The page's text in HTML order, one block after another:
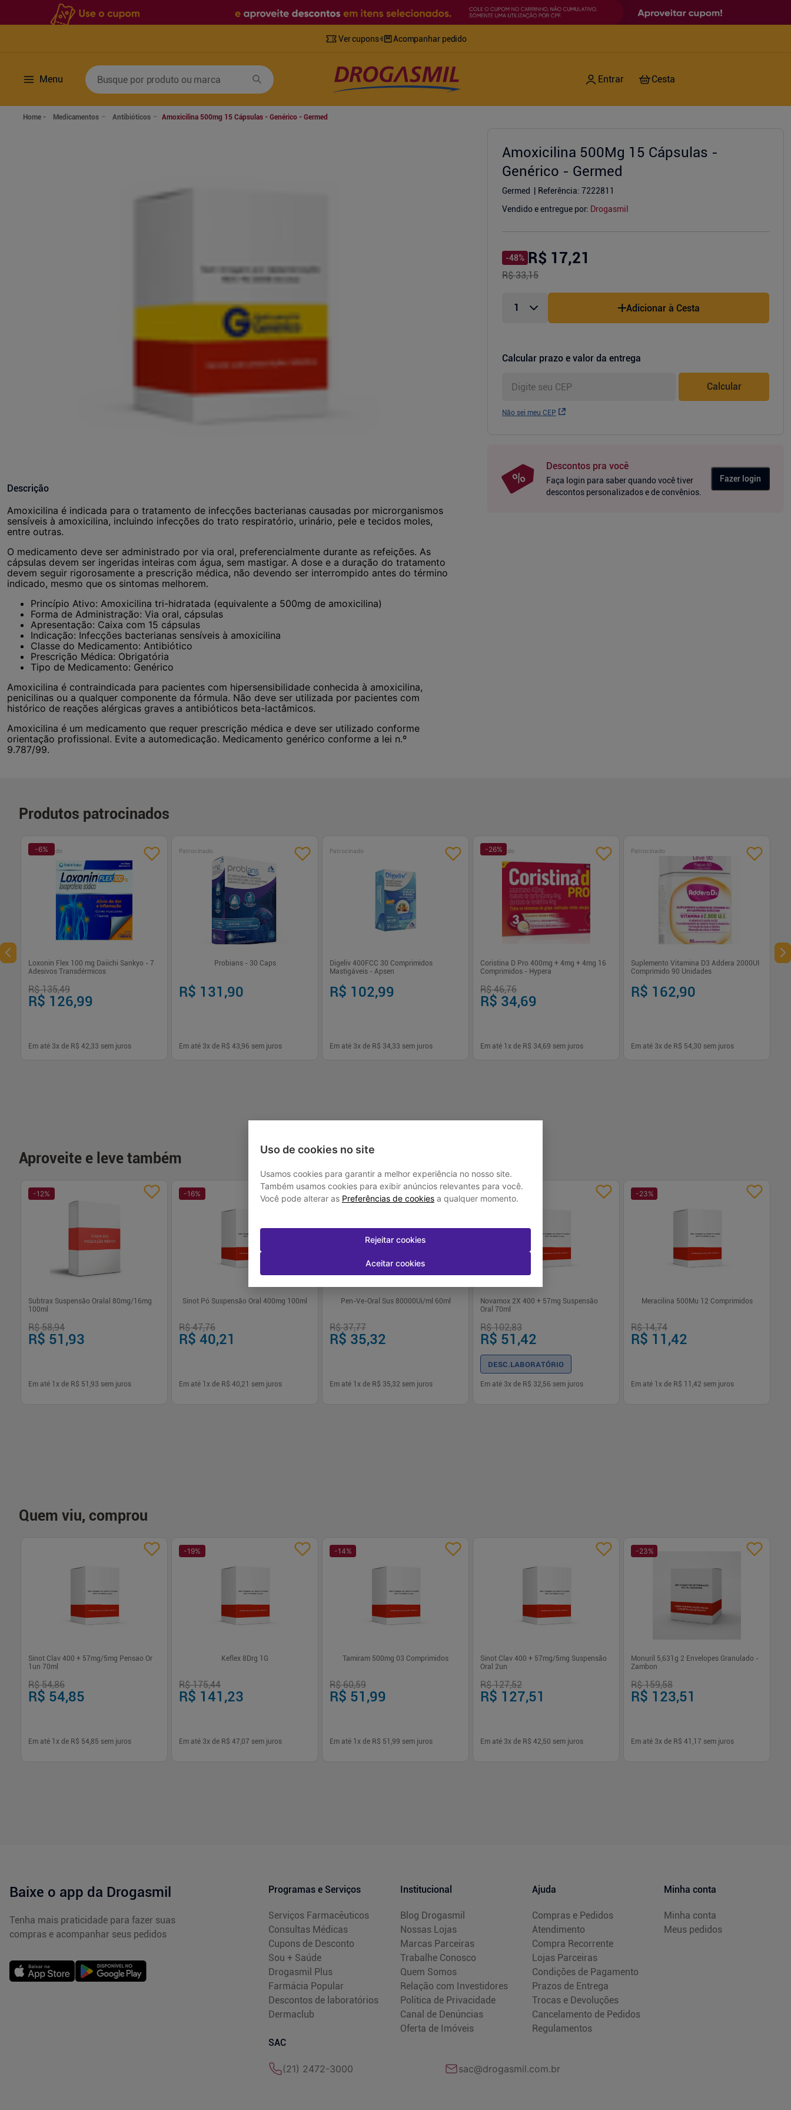
Ver cupons Acompanhar pedido
Menu
Busque por produto ou marca
Uso de cookies no site
Usamos cookies para garantir a melhor experiência no nosso site.
Também usamos cookies para exibir anúncios relevantes para você.
Você pode alterar as Preferências de cookies a qualquer momento.
Rejeitar cookies
Aceitar cookies
Medicamentos Antibióticos Amoxicilina 500mg 15 Cápsulas - Genérico - Germed
Descrição
Amoxicilina é indicada para o tratamento de infecções bacterianas causadas por microrganismos
sensíveis à amoxicilina, incluindo infecções do trato respiratório, urinário, pele e tecidos moles,
entre outras.
O medicamento deve ser administrado por via oral, preferencialmente durante as refeições. As
cápsulas devem ser ingeridas inteiras com água, sem mastigar. A dose e a duração do tratamento
devem seguir rigorosamente a prescrição médica, não devendo ser interrompido antes do término
indicado, mesmo que os sintomas melhorem.
Princípio Ativo: Amoxicilina tri-hidratada (equivalente a 500mg de amoxicilina)
Forma de Administração: Via oral, cápsulas
Apresentação: Caixa com 15 cápsulas
Indicação: Infecções bacterianas sensíveis à amoxicilina
Classe do Medicamento: Antibiótico
Prescrição Médica: Obrigatória
Tipo de Medicamento: Genérico
Amoxicilina é contraindicada para pacientes com hipersensibilidade conhecida à amoxicilina,
penicilinas ou a qualquer componente da fórmula. Não deve ser utilizada por pacientes com
histórico de reações alérgicas graves a antibióticos beta-lactâmicos.
Amoxicilina é um medicamento que requer prescrição médica e deve ser utilizado conforme
orientação profissional. Evite a automedicação. Medicamento genérico conforme a lei n.º
9.787/99.
Amoxicilina 500Mg 15 Cápsulas -
Genérico - Germed
Germed Referência: 7222811
Vendido e entregue por: Drogasmil
-48% R$ 17,21
R$ 33,15
Adicionar à Cesta
Calcular prazo e valor da entrega
Não sei meu CEP
Calcular
Descontos pra você
Faça login para saber quando você tiver
descontos personalizados e de convênios.
Fazer login
Produtos patrocinados
Patrocinado
-6%
Loxonin Flex 100 mg Daiichi Sankyo - 7
Adesivos Transdérmicos
R$ 135,49
R$ 126,99
Em até 3x de R$ 42,33 sem juros
Patrocinado
Probians - 30 Caps
R$ 131,90
Em até 3x de R$ 43,96 sem juros
Patrocinado
Digeliv 400FCC 30 Comprimidos
Mastigáveis - Apsen
R$ 102,99
Em até 3x de R$ 34,33 sem juros
Patrocinado
-26%
Coristina D Pro 400mg + 4mg + 4mg 16
Comprimidos - Hypera
R$ 46,76
R$ 34,69
Em até 1 x de R$ 34,69 sem juros
Patrocinado
Suplemento Vitamina D3 Addera 2000UI
Comprimido 90 Unidades
R$ 162,90
Em até 3x de R$ 54,30 sem juros
Aproveite e leve também
-12%
Subtrax Suspensão Oralal 80mg/16mg
100ml
R$ 58,94
R$ 51,93
Em até 1 x de R$ 51,93 sem juros
-16%
Sinot Pó Suspensão Oral 400mg 100ml
R$ 47,76
R$ 40,21
Em até 1 x de R$ 40,21 sem juros
6%
Pen-Ve-Oral Sus 80000Ui/ml 60ml
R$ 37,77
R$ 35,32
Em até 1 x de R$ 35,32 sem juros
Novamox 2X 400 + 57mg Suspensão
Oral 70ml
R$ 102,83
R$ 51,42
DESC.LABORATÓRIO
Em até 3x de R$ 32,56 sem juros
-23%
Meracilina 500Mu 12 Comprimidos
R$ 14,74
R$ 11,42
Em até 1 x de R$ 11,42 sem juros
Quem viu, comprou
Sinot Clav 400 + 57mg/5mg Pensao Or
1un 70ml
R$ 54,86
R$ 54,85
Em até 1 x de R$ 54,85 sem juros
-19%
Keflex 8Drg 1G
R$ 175,44
R$ 141,23
Em até 3x de R$ 47,07 sem juros
-14%
Tamiram 500mg 03 Comprimidos
R$ 60,59
R$ 51,99
Em até 1 x de R$ 51,99 sem juros
Sinot Clav 400 + 57mg/5mg Suspensão
Oral 2un
R$ 127,52
R$ 127,51
Em até 3x de R$ 42,50 sem juros
-23%
Monuril 5,631g 2 Envelopes Granulado -
Zambon
R$ 159,58
R$ 123,51
Em até 3x de R$ 41,17 sem juros
Baixe o app da Drogasmil
Tenha mais praticidade para fazer suas
compras e acompanhar seus pedidos
Programas e Serviços
Serviços Farmacêuticos
Consultas Médicas
Cupons de Desconto
Sou + Saúde
Drogasmil Plus
Farmácia Popular
Descontos de laboratórios
Dermaclub
Institucional
Blog Drogasmil
Nossas Lojas
Marcas Parceiras
Trabalhe Conosco
Quem Somos
Relação com Investidores
Política de Privacidade
Canal de Denúncias
Oferta de Imóveis
Ajuda
Compras e Pedidos
Atendimento
Compra Recorrente
Lojas Parceiras
Condições de Pagamento
Prazos de Entrega
Trocas e Devoluções
Cancelamento de Pedidos
Regulamentos
Minha conta
Minha conta
Meus pedidos
SAC
(21) 2472-3000 sac@drogasmil.com.br
Termos mais buscados
mounjaro